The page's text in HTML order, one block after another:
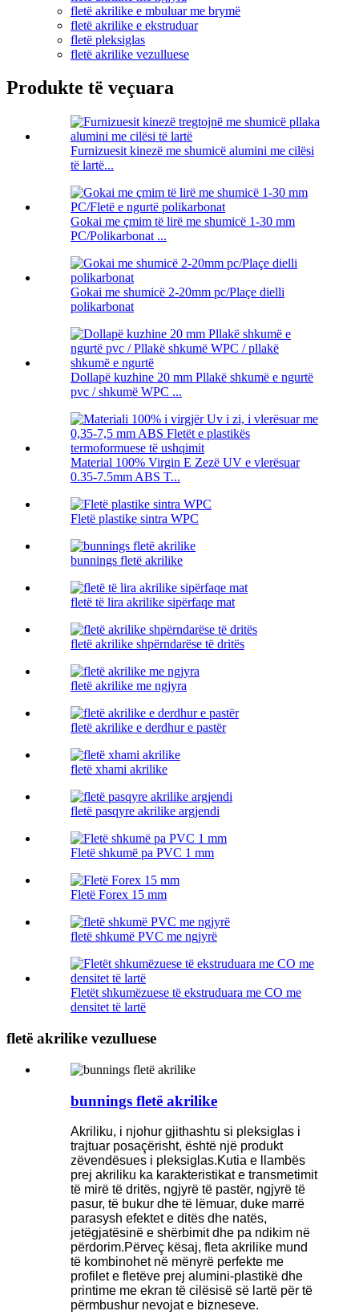
fletë akrilike e mbuluar me brymë
fletë akrilike e ekstruduar
fletë pleksiglas
fletë akrilike vezulluese
Produkte të veçuara
Furnizuesit kinezë me shumicë alumini me cilësi
të lartë...
Gokai me çmim të lirë me shumicë 1-30 mm
PC/Polikarbonat ...
Gokai me shumicë 2-20mm pc/Plaçe dielli
polikarbonat
Dollapë kuzhine 20 mm Pllakë shkumë e ngurtë
pvc / shkumë WPC ...
Material 100% Virgin E Zezë UV e vlerësuar
0.35-7.5mm ABS T...
Fletë plastike sintra WPC
bunnings fletë akrilike
fletë të lira akrilike sipërfaqe mat
fletë akrilike shpërndarëse të dritës
fletë akrilike me ngjyra
fletë akrilike e derdhur e pastër
fletë xhami akrilike
fletë pasqyre akrilike argjendi
Fletë shkumë pa PVC 1 mm
Fletë Forex 15 mm
fletë shkumë PVC me ngjyrë
Fletët shkumëzuese të ekstruduara me CO me
densitet të lartë
fletë akrilike vezulluese
bunnings fletë akrilike
Akriliku, i njohur gjithashtu si pleksiglas i
trajtuar posaçërisht, është një produkt
zëvendësues i pleksiglas.Kutia e llambës
prej akriliku ka karakteristikat e transmetimit
të mirë të dritës, ngjyrë të pastër, ngjyrë të
pasur, të bukur dhe të lëmuar, duke marrë
parasysh efektet e ditës dhe natës,
jetëgjatësinë e shërbimit dhe pa ndikim në
përdorim.Përveç kësaj, fleta akrilike mund
të kombinohet në mënyrë perfekte me
profilet e fletëve prej alumini-plastikë dhe
printime me ekran të cilësisë së lartë për të
përmbushur nevojat e bizneseve.